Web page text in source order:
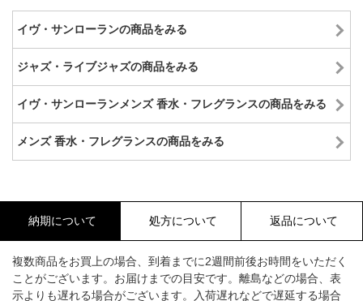
イヴ・サンローランの商品をみる
ジャズ・ライブジャズの商品をみる
イヴ・サンローランメンズ 香水・フレグランスの商品をみる
メンズ 香水・フレグランスの商品をみる
納期について 処方について 返品について
複数商品をお買上の場合、到着までに2週間前後お時間をいただく
ことがございます。お届けまでの目安です。離島などの場合、表
示よりも遅れる場合がございます。入荷遅れなどで遅延する場合